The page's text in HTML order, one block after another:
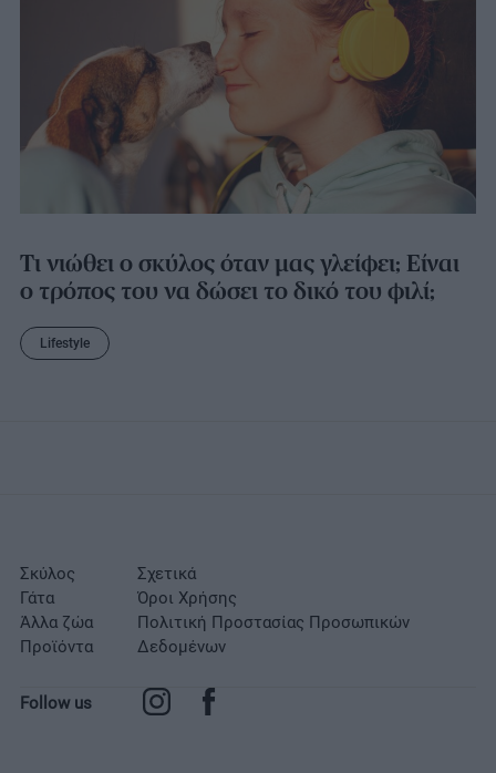
Τι νιώθει ο σκύλος όταν μας γλείφει; Είναι
ο τρόπος του να δώσει το δικό του φιλί;
Lifestyle
Σκύλος
Γάτα
Άλλα ζώα
Προϊόντα
Σχετικά
Όροι Χρήσης
Πολιτική Προστασίας Προσωπικών
Δεδομένων
Follow us